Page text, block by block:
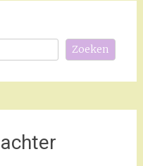
Zoeken